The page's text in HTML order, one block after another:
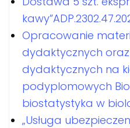
Opracowanie
dydaktycznych
dydaktycznych na
podyplomowych
biostatystyka w
„Usługa